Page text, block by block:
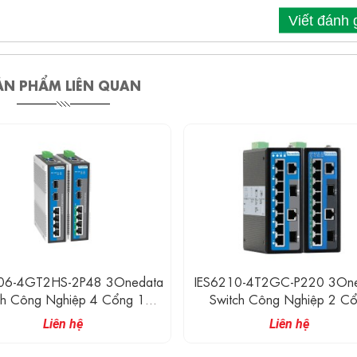
Viết đánh
PHẨM LIÊN QUAN
4GT2HS-2P48 3Onedata
Công Nghiệp 4 Cổng 1G
2 Cổng 2.5G SFP
Liên hệ
IES6210-4T2GC-P220
Switch Công Nghiệp 2
Combo Gigabit, 4 Cổng
100M
Liên hệ